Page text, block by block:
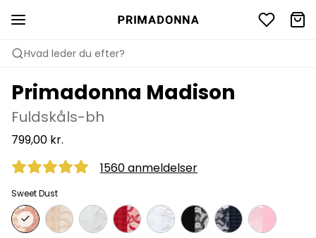
Hvad leder du efter?
Primadonna Madison
Fuldskåls-bh
799,00 kr.
1560 anmeldelser
Sweet Dust